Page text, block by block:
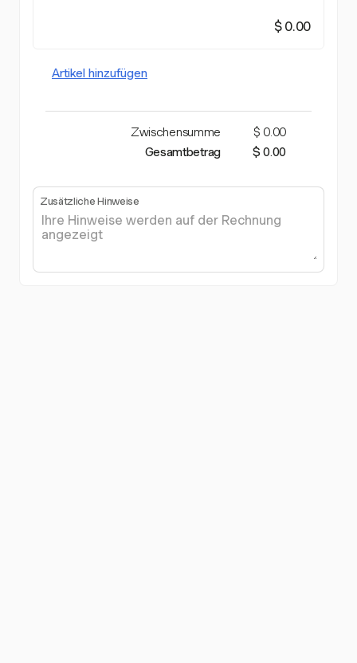
$ 0.00
Artikel hinzufügen
Zwischensumme
$ 0.00
Gesamtbetrag
$ 0.00
Zusätzliche Hinweise